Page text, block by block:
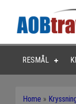
RESMÅL
Home »